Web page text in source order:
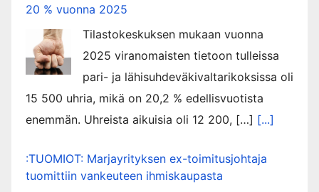
20 % vuonna 2025
Tilastokeskuksen mukaan vuonna
2025 viranomaisten tietoon tulleissa
pari- ja lähisuhdeväkivaltarikoksissa oli
15 500 uhria, mikä on 20,2 % edellisvuotista
enemmän. Uhreista aikuisia oli 12 200, […] [...]
:TUOMIOT: Marjayrityksen ex-toimitusjohtaja
tuomittiin vankeuteen ihmiskaupasta